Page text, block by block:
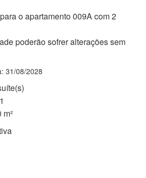
o apartamento 009A com 2
poderão sofrer alterações sem
31/08/2028